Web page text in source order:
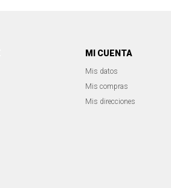
MI CUENTA
Mis datos
Mis compras
Mis direcciones